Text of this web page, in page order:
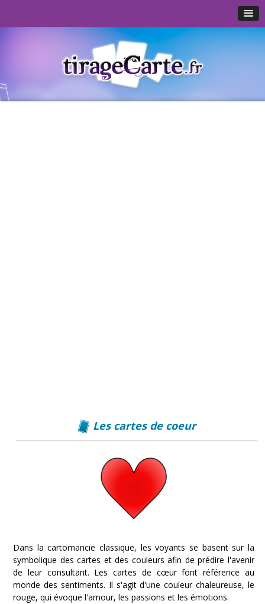
Les cartes de coeur
Dans la cartomancie classique, les voyants se basent sur la
symbolique des cartes et des couleurs afin de prédire l'avenir
de leur consultant. Les cartes de cœur font référence au
monde des sentiments. Il s'agit d'une couleur chaleureuse, le
rouge, qui évoque l'amour, les passions et les émotions.